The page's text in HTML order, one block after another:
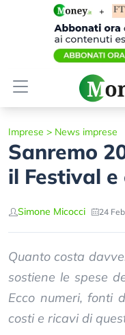
Imprese > News imprese
Sanremo
il Festival
Simone Micocci 24
Quanto costa
sostiene le spese
Ecco numeri, fonti
costi e ricavi di